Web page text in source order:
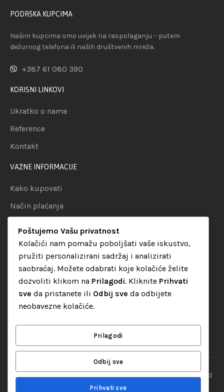
PODRŠKA KUPCIMA
Našim kupcima smo uvijek na raspolaganju – putem
dežurnog telefona ili naših društvenih mreža.
+387 61 080 390
KORISNI LINKOVI
Ukratko o nama
Reference
Kontakt
VAŽNE INFORMACIJE
Kako kupovati
Način plaćanja
Politika privatnosti
KATEGORIJE
Audio oprema
LED dekorativna rasvjeta
“Set Up S” d.o.o. Tuzla, sva prava pridržana© 2026 || Designed
Poštujemo Vašu privatnost
Kolačići nam pomažu poboljšati vaše iskustvo,
pružiti personalizirani sadržaj i analizirati
saobraćaj. Možete odabrati koje kolačiće želite
dozvoliti klikom na Prilagodi. Kliknite Prihvati
sve da pristanete ili Odbij sve da odbijete
neobavezne kolačiće.
Prilagodi
Odbij sve
Prihvati sve